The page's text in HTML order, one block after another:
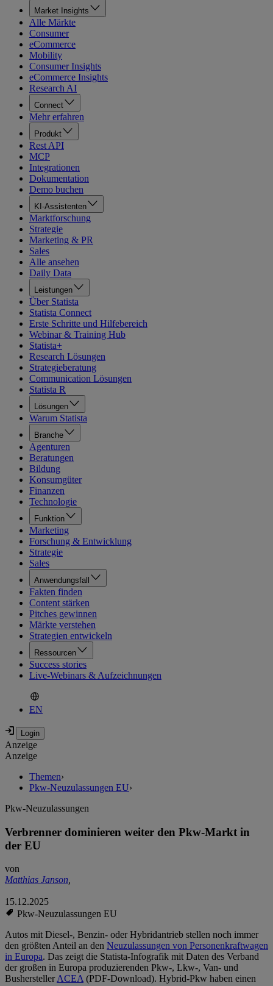
Market Insights
Alle Märkte
Consumer
eCommerce
Mobility
Consumer Insights
eCommerce Insights
Research AI
Connect
Mehr erfahren
Produkt
Rest API
MCP
Integrationen
Dokumentation
Demo buchen
KI-Assistenten
Marktforschung
Strategie
Marketing & PR
Sales
Alle ansehen
Daily Data
Leistungen
Über Statista
Statista Connect
Erste Schritte und Hilfebereich
Webinar & Training Hub
Statista+
Research Lösungen
Strategieberatung
Communication Lösungen
Statista R
Lösungen
Warum Statista
Branche
Agenturen
Beratungen
Bildung
Konsumgüter
Finanzen
Technologie
Funktion
Marketing
Forschung & Entwicklung
Strategie
Sales
Anwendungsfall
Fakten finden
Content stärken
Pitches gewinnen
Märkte verstehen
Strategien entwickeln
Ressourcen
Success stories
Live-Webinars & Aufzeichnungen
EN
Anzeige
Anzeige
Themen›
Pkw-Neuzulassungen EU›
Pkw-Neuzulassungen
Verbrenner dominieren weiter den Pkw-Markt in
der EU
von
Matthias Janson,
15.12.2025
Pkw-Neuzulassungen EU
Autos mit Diesel-, Benzin- oder Hybridantrieb stellen noch immer
den größten Anteil an den Neuzulassungen von Personenkraftwagen
in Europa. Das zeigt die Statista-Infografik mit Daten des Verband
der großen in Europa produzierenden Pkw‑, Lkw‑, Van‑ und
BusherstellerACEA(PDF-Download). Hybrid-Pkw haben einen